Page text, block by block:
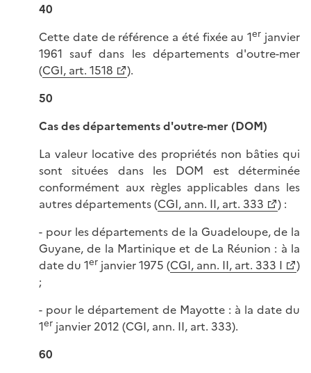
40
Cette date de référence a été fixée au 1er janvier
1961 sauf dans les départements d'outre-mer
(CGI, art. 1518
).
50
Cas des départements d'outre-mer (DOM)
La valeur locative des propriétés non bâties qui
sont situées dans les DOM est déterminée
conformément aux règles applicables dans les
autres départements (CGI, ann. II, art. 333
) :
- pour les départements de la Guadeloupe, de la
Guyane, de la Martinique et de La Réunion : à la
date du 1er janvier 1975 (CGI, ann. II, art. 333 I
)
;
- pour le département de Mayotte : à la date du
1er janvier 2012 (CGI, ann. II, art. 333).
60